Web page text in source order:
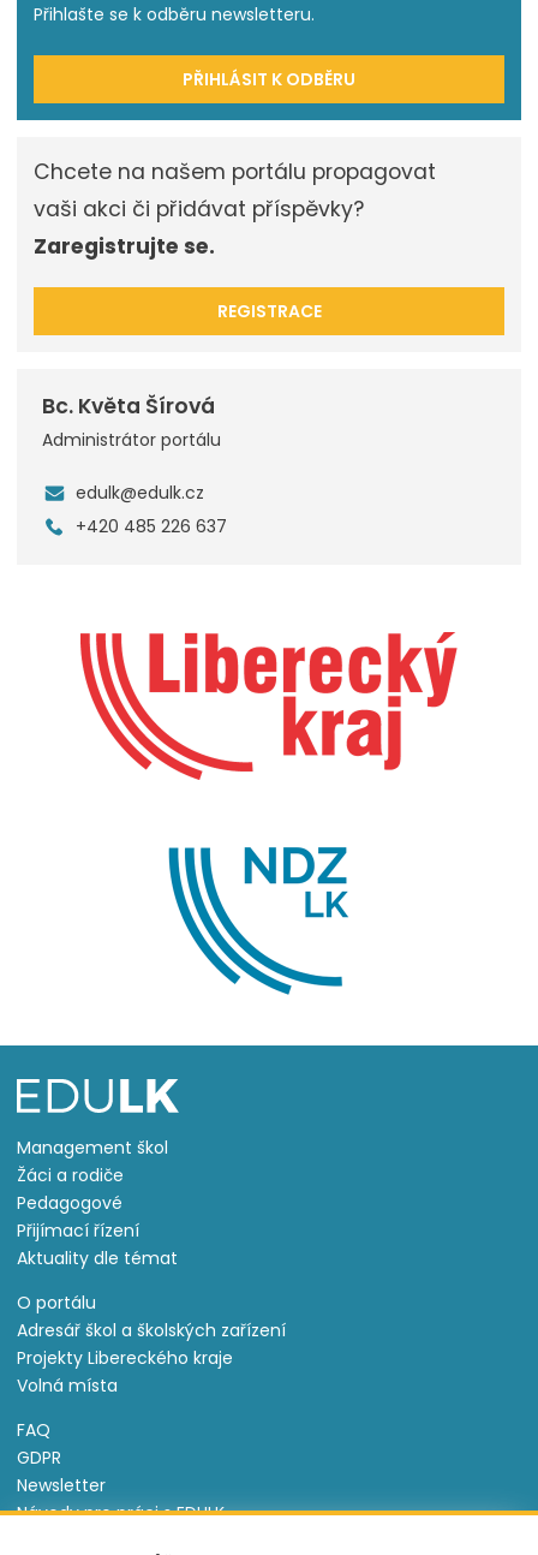
Přihlašte se k odběru newsletteru.
PŘIHLÁSIT K ODBĚRU
Chcete na našem portálu propagovat
vaši akci či přidávat příspěvky?
Zaregistrujte se.
REGISTRACE
Bc. Květa Šírová
Administrátor portálu
edulk@edulk.cz
+420 485 226 637
Management škol
Žáci a rodiče
Pedagogové
Přijímací řízení
Aktuality dle témat
O portálu
Adresář škol a školských zařízení
Projekty Libereckého kraje
Volná místa
FAQ
GDPR
Newsletter
Návody pro práci s EDULK